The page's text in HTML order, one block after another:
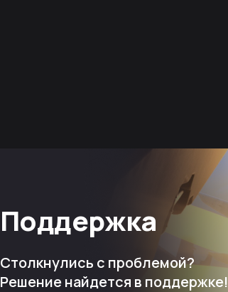
Поддержка
Столкнулись с проблемой?
Решение найдется в поддержке!